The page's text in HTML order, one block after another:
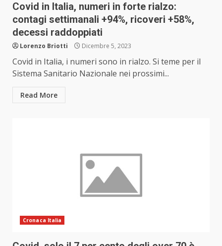
Covid in Italia, numeri in forte rialzo:
contagi settimanali +94%, ricoveri +58%,
decessi raddoppiati
Lorenzo Briotti Dicembre 5, 2023
Covid in Italia, i numeri sono in rialzo. Si teme per il
Sistema Sanitario Nazionale nei prossimi...
Read More
Cronaca Italia